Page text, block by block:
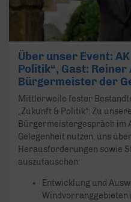
Über unser Event:
Politik“, Gast:
Bürgermeister der
Mittlerweile fester
„Zukunft & Politik“: Zu
Bürgermeistergespräch im
Gelegenheit nutzen, uns
Herausforderungen sowie
auszutauschen:
Entwicklung und